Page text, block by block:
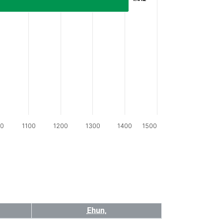
1100 1200 1300 1400 1500
Ehun.